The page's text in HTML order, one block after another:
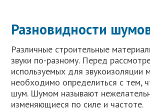
Разновидности
Различные строительные
звуки по-разному. Перед
используемых для звукоизоляции
необходимо определиться с тем,
шум. Шумом называют
изменяющиеся по силе и частоте.